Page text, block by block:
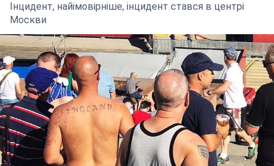
Інцидент, найімовірніше, інцидент стався в центрі
Москви